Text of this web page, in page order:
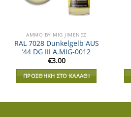
AMMO BY MIG JIMENEZ
RAL 7028 Dunkelgelb AUS
’44 DG III A.MIG-0012
€3.00
ΠΡΟΣΘΉΚΗ ΣΤΟ ΚΑΛΆΘΙ